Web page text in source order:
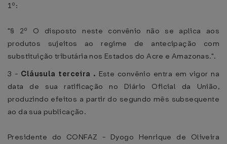
1º:
"§ 2º O disposto neste convênio não se aplica aos
produtos sujeitos ao regime de antecipação com
substituição tributária nos Estados do Acre e Amazonas.".
3 - Cláusula terceira . Este convênio entra em vigor na
data de sua ratificação no Diário Oficial da União,
produzindo efeitos a partir do segundo mês subsequente
ao da sua publicação.
Presidente do CONFAZ - Dyogo Henrique de Oliveira